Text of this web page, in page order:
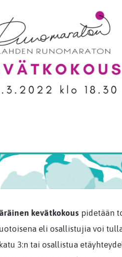
kevätkokous pidetään
eli osallistujia voi
3:n tai osallistua